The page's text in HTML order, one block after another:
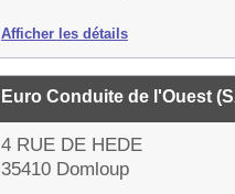
Afficher les détails
Euro Conduite de l'Ouest
4 RUE DE HEDE
35410 Domloup